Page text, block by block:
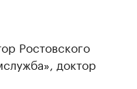
Ростовского
доктор